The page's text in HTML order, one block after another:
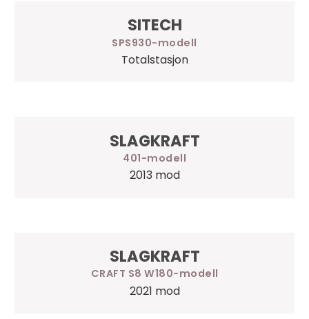
SITECH
SPS930
Totalstasjon
SLAGKRAFT
401
2013 mod
SLAGKRAFT
CRAFT S8 W180
2021 mod